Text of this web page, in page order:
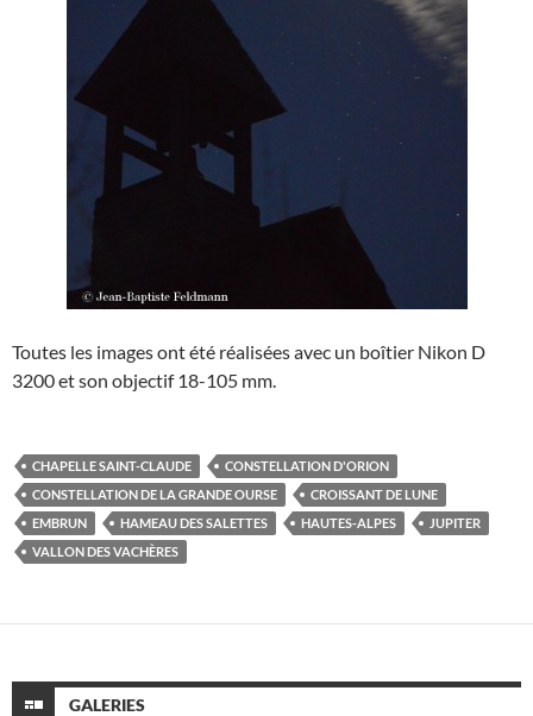
Toutes les images ont été réalisées avec un boîtier Nikon D
3200 et son objectif 18-105 mm.
CHAPELLE SAINT-CLAUDE
CONSTELLATION D'ORION
CONSTELLATION DE LA GRANDE OURSE
CROISSANT DE LUNE
EMBRUN
HAMEAU DES SALETTES HAUTES-ALPES
JUPITER
VALLON DES VACHÈRES
GALERIES